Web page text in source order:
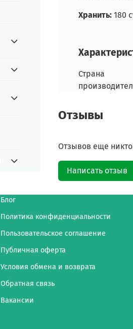
Хранить:180
Страна
Отзывы
Отзывов еще никто
Написать отзыв
Блог
Политика конфиденциальности
Пользовательское соглашение
Публичная оферта
Условия обмена и возврата
Обратная связь
Вакансии